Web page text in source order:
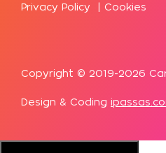
Copyright © 2019-2026
Design & Coding
Privacy Policy Cookies